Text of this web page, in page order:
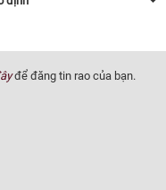
để đăng tin rao của bạn.